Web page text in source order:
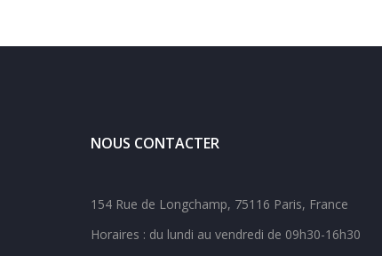
NOUS CONTACTER
154 Rue de Longchamp, 75116 Paris, France
Horaires : du lundi au vendredi de 09h30-16h30